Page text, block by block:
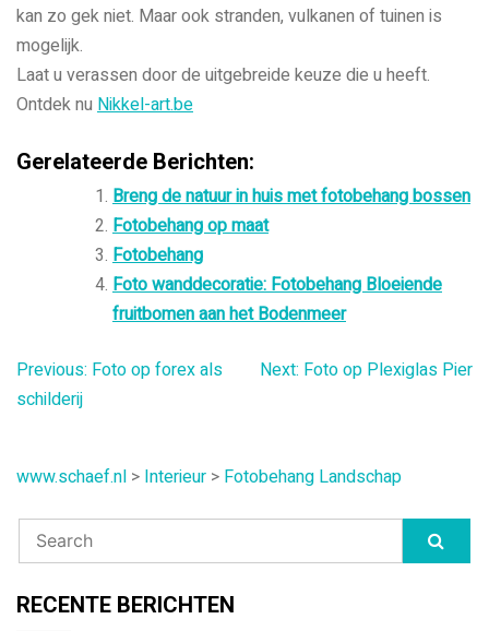
kan zo gek niet. Maar ook stranden, vulkanen of tuinen is
mogelijk.
Laat u verassen door de uitgebreide keuze die u heeft.
Ontdek nu Nikkel-art.be
Gerelateerde Berichten:
Breng de natuur in huis met fotobehang bossen
Fotobehang op maat
Fotobehang
Foto wanddecoratie: Fotobehang Bloeiende
fruitbomen aan het Bodenmeer
Bericht
Previous: Foto op forex als
schilderij
Next: Foto op Plexiglas Pier
www.schaef.nl > Interieur > Fotobehang Landschap
RECENTE BERICHTEN